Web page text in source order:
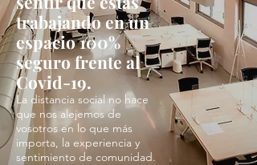
trabajando en un
espacio 100%
seguro frente al
Covid-19.
La distancia social no hace
que nos alejemos de
vosotros en lo que más
importa, la experiencia y
sentimiento de comunidad.